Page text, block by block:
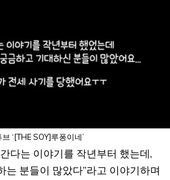
브 ‘[THE SOY]루퐁이네’
다는 이야기를 작년부터 했는데,
는 분들이 많았다”라고 이야기하며